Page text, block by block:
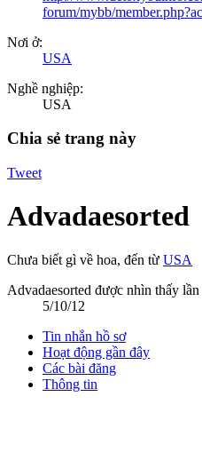
forum/mybb/
Nơi ở:
USA
Nghề nghiệp:
USA
Chia sẻ trang này
Tweet
Advadaesorted
Chưa biết gì về hoa, đến từ USA
Advadaesorted được nhìn thấy
5/10/12
Tin nhắn hồ sơ
Hoạt động gần đây
Các bài đăng
Thông tin